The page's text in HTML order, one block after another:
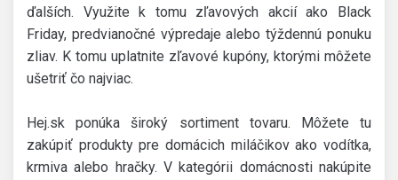
ďalších. Využite k tomu zľavových akcií ako Black
Friday, predvianočné výpredaje alebo týždennú ponuku
zliav. K tomu uplatnite zľavové kupóny, ktorými môžete
ušetriť čo najviac.
Hej.sk ponúka široký sortiment tovaru. Môžete tu
zakúpiť produkty pre domácich miláčikov ako vodítka,
krmiva alebo hračky. V kategórii domácnosti nakúpite